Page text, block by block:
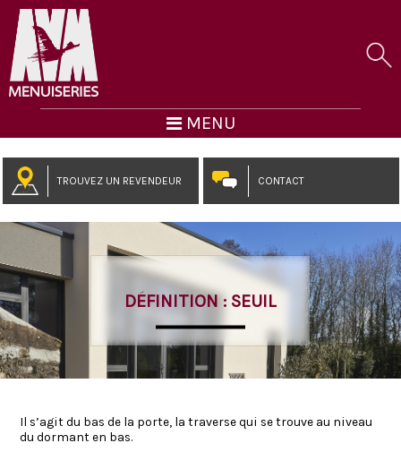
MENU
TROUVEZ UN REVENDEUR CONTACT
DÉFINITION : SEUIL
Il s’agit du bas de la porte, la traverse qui se trouve au niveau
du dormant en bas.